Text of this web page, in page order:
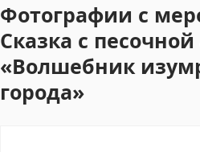
Фотографии с
Сказка с
«Волшебник
города»